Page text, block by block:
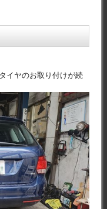
イヤのお取り付けが続